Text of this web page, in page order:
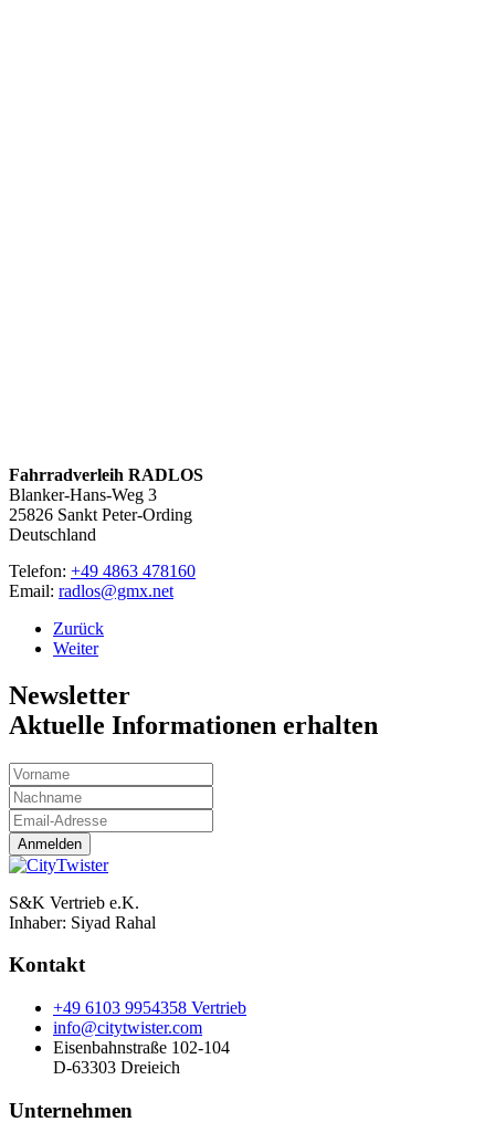
Fahrradverleih RADLOS
Blanker-Hans-Weg 3
25826 Sankt Peter-Ording
Deutschland
Telefon: +49 4863 478160
Email: radlos@gmx.net
Zurück
Weiter
Newsletter
Aktuelle Informationen erhalten
Anmelden
S&K Vertrieb e.K.
Inhaber: Siyad Rahal
Kontakt
+49 6103 9954358 Vertrieb
info@citytwister.com
Eisenbahnstraße 102-104
D-63303 Dreieich
Unternehmen